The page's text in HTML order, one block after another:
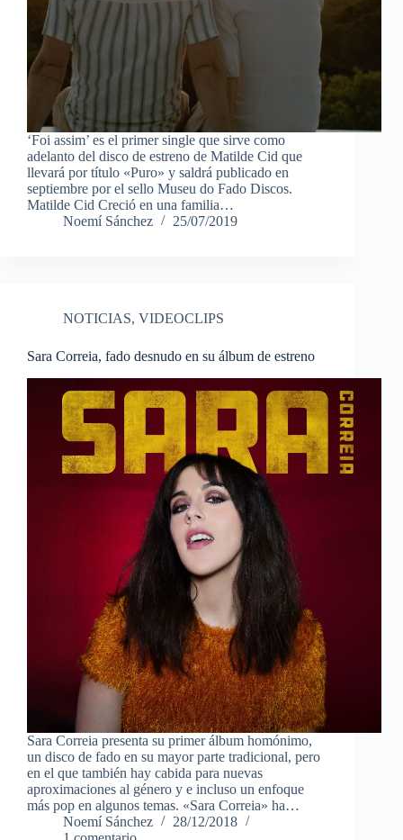
‘Foi assim’ es el primer single que sirve como
adelanto del disco de estreno de Matilde Cid que
llevará por título «Puro» y saldrá publicado en
septiembre por el sello Museu do Fado Discos.
Matilde Cid Creció en una familia…
Noemí Sánchez
25/07/2019
NOTICIAS, VIDEOCLIPS
Sara Correia, fado desnudo en su álbum de estreno
Sara Correia presenta su primer álbum homónimo,
un disco de fado en su mayor parte tradicional, pero
en el que también hay cabida para nuevas
aproximaciones al género y e incluso un enfoque
más pop en algunos temas. «Sara Correia» ha…
Noemí Sánchez
28/12/2018